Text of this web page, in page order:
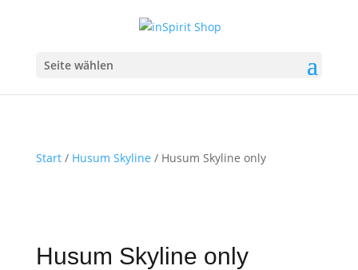
Seite wählen
Start/ Husum Skyline / Husum Skyline only
Husum Skyline only